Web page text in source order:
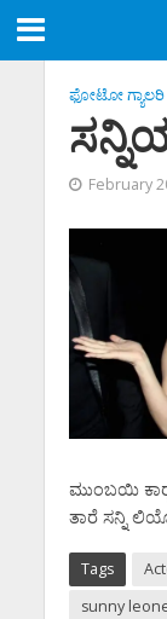
ಫೋಟೋ ಗ್ಯಾಲರಿ
February
ಮುಂಬಯಿ
ತಾರೆ ಸನ್ನಿ
Tags
sunny